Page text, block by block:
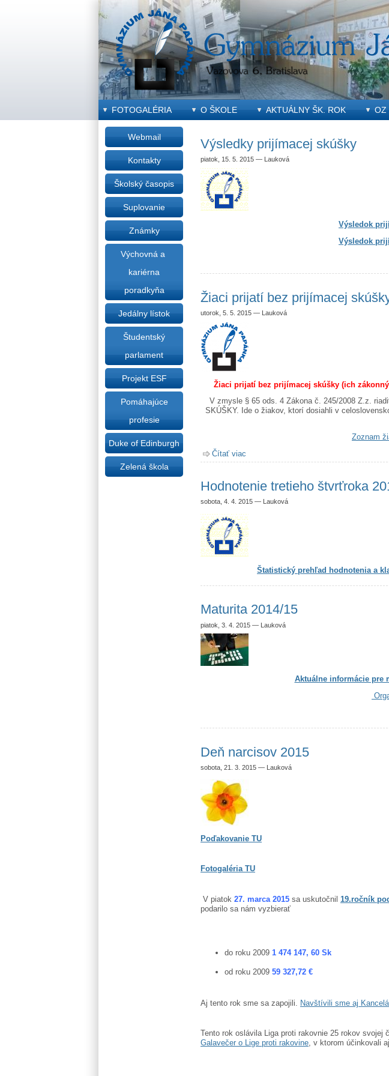
FOTOGALÉRIA O ŠKOLE AKTUÁLNY ŠK. ROK OZ
Výsledky prijímacej skúšky
piatok, 15. 5. 2015 — Lauková
Výsledok
Výsledok
Žiaci prijatí bez prijímacej
utorok, 5. 5. 2015 — Lauková
Žiaci prijatí bez prijímacej skúšky (ich
V zmysle § 65 ods. 4 Zákona č. 245/2008 Z.z.
SKÚŠKY. Ide o žiakov, ktorí dosiahli v
Zoznam
Čítať viac
Hodnotenie tretieho štvrťroka
sobota, 4. 4. 2015 — Lauková
Štatistický prehľad hodnotenia a
Maturita 2014/15
piatok, 3. 4. 2015 — Lauková
Aktuálne informácie pre
Deň narcisov 2015
sobota, 21. 3. 2015 — Lauková
Poďakovanie TU
Fotogaléria TU
V piatok 27. marca 2015 sa uskutočnil 19.ročník
podarilo sa nám vyzbierať
do roku 2009 1 474 147, 60 Sk
od roku 2009 59 327,72 €
Aj tento rok sme sa zapojili. Navštívili sme aj
Tento rok oslávila Liga proti rakovnie 25 rokov
Galavečer o Lige proti rakovine, v ktorom účinkovali
Webmail
Kontakty
Školský časopis
Suplovanie
Známky
Výchovná a
kariérna
poradkyňa
Jedálny lístok
Študentský
parlament
Projekt ESF
Pomáhajúce
profesie
Duke of Edinburgh
Zelená škola